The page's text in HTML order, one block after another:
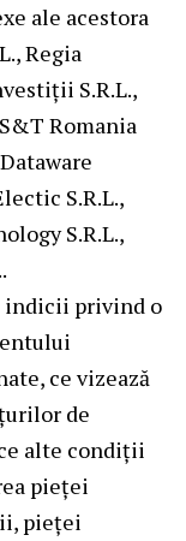
ale acestora
Regia
S.R.L.,
Romania
S.R.L.,
S.R.L.,
indicii privind o
ce vizează
de
alte condiţii
pieţei
pieţei